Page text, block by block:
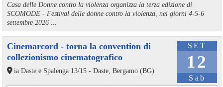
Casa delle Donne contro la violenza organizza la terza edizione di
SCOMODE - Festival delle donne contro la violenza, nei giorni 4-5-6
settembre 2026 ...
SET
12
Sab
Cinemarcord - torna la convention di
collezionismo cinematografico
ia Daste e Spalenga 13/15 - Daste, Bergamo (BG)